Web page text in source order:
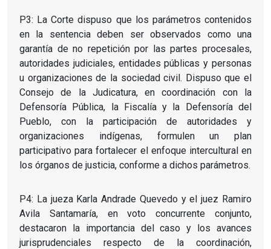
P3: La Corte dispuso que los parámetros contenidos
en la sentencia deben ser observados como una
garantía de no repetición por las partes procesales,
autoridades judiciales, entidades públicas y personas
u organizaciones de la sociedad civil. Dispuso que el
Consejo de la Judicatura, en coordinación con la
Defensoría Pública, la Fiscalía y la Defensoría del
Pueblo, con la participación de autoridades y
organizaciones indígenas, formulen un plan
participativo para fortalecer el enfoque intercultural en
los órganos de justicia, conforme a dichos parámetros.
P4: La jueza Karla Andrade Quevedo y el juez Ramiro
Avila Santamaría, en voto concurrente conjunto,
destacaron la importancia del caso y los avances
jurisprudenciales respecto de la coordinación,